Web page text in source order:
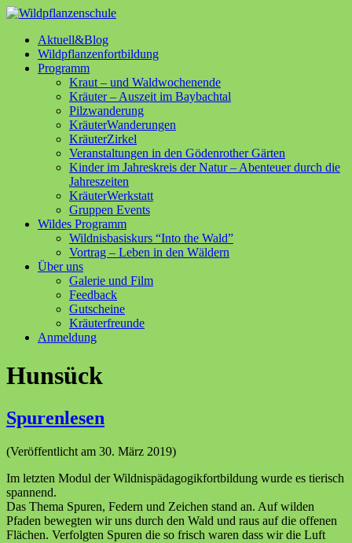
Aktuell&Blog
Wildpflanzenfortbildung
Programm
Kraut – und Waldwochenende
Kräuter – Auszeit im Baybachtal
Pilzwanderung
KräuterWanderungen
KräuterZirkel
Veranstaltungen in den Gödenrother Gärten
Kinder im Jahreskreis der Natur – Abenteuer durch die
Jahreszeiten
KräuterWerkstatt
Gruppen Events
Wildes Programm
Wildnisbasiskurs “Into the Wald”
Vortrag – Leben in den Wäldern
Über uns
Galerie und Film
Feedback
Gutscheine
Kräuterfreunde
Anmeldung
Hunsück
Spurenlesen
(Veröffentlicht am 30. März 2019)
Im letzten Modul der Wildnispädagogikfortbildung wurde es tierisch
spannend.
Das Thema Spuren, Federn und Zeichen stand an. Auf wilden
Pfaden bewegten wir uns durch den Wald und raus auf die offenen
Flächen. Verfolgten Spuren die so frisch waren dass wir die Luft